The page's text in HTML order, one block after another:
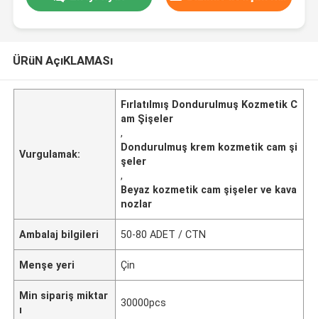
ÜRüN AçıKLAMASı
Vurgulamak:
Fırlatılmış Dondurulmuş Kozmetik C
am Şişeler
,
Dondurulmuş krem kozmetik cam şi
şeler
,
Beyaz kozmetik cam şişeler ve kava
nozlar
Ambalaj bilgileri 50-80 ADET / CTN
Menşe yeri Çin
Min sipariş miktar
ı
30000pcs